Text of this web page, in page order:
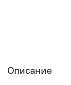
Описание